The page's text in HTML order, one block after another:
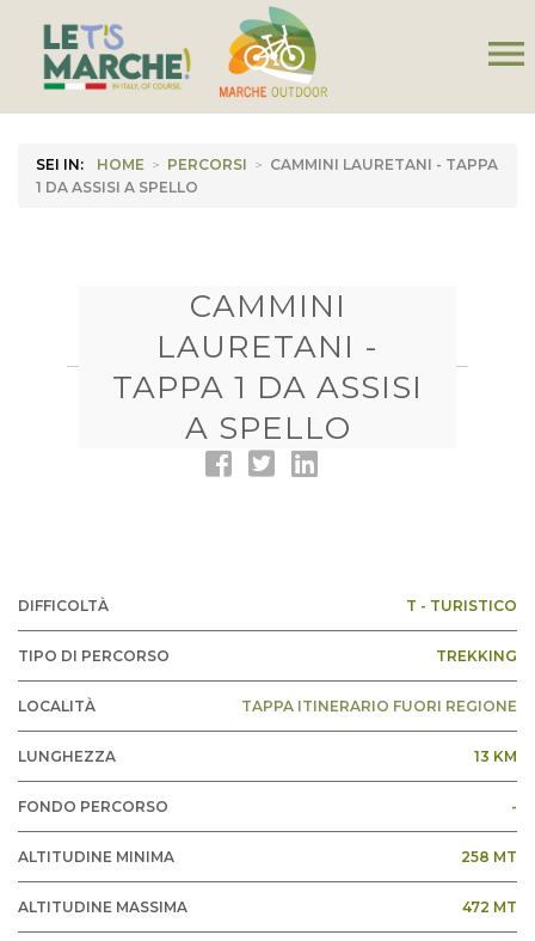
menu
SEI IN: HOME > PERCORSI > CAMMINI LAURETANI - TAPPA
1 DA ASSISI A SPELLO
CAMMINI
LAURETANI -
TAPPA 1 DA ASSISI
A SPELLO
DIFFICOLTÀ T - TURISTICO
TIPO DI PERCORSO TREKKING
LOCALITÀ TAPPA ITINERARIO FUORI REGIONE
LUNGHEZZA 13 KM
FONDO PERCORSO -
ALTITUDINE MINIMA 258 MT
ALTITUDINE MASSIMA 472 MT